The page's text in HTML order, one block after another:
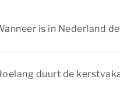
is in Nederland
duurt de